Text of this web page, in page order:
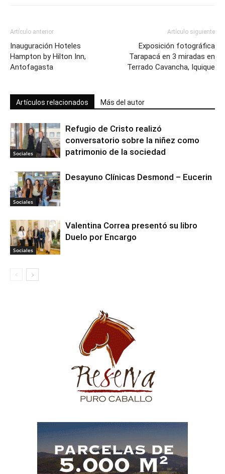
Artículo anterior
Inauguración Hoteles
Hampton by Hilton Inn,
Antofagasta
Artículo siguiente
Exposición fotográfica
Tarapacá en 3 miradas en
Terrado Cavancha, Iquique
Artículos relacionados Más del autor
Sociales
Refugio de Cristo realizó
conversatorio sobre la niñez como
patrimonio de la sociedad
Sociales
Desayuno Clínicas Desmond – Eucerin
Sociales
Valentina Correa presentó su libro
Duelo por Encargo